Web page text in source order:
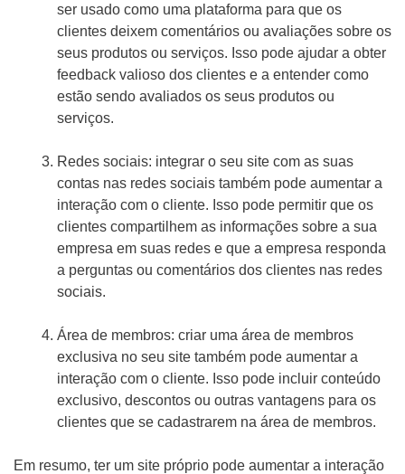
ser usado como uma plataforma para que os
clientes deixem comentários ou avaliações sobre os
seus produtos ou serviços. Isso pode ajudar a obter
feedback valioso dos clientes e a entender como
estão sendo avaliados os seus produtos ou
serviços.
Redes sociais: integrar o seu site com as suas
contas nas redes sociais também pode aumentar a
interação com o cliente. Isso pode permitir que os
clientes compartilhem as informações sobre a sua
empresa em suas redes e que a empresa responda
a perguntas ou comentários dos clientes nas redes
sociais.
Área de membros: criar uma área de membros
exclusiva no seu site também pode aumentar a
interação com o cliente. Isso pode incluir conteúdo
exclusivo, descontos ou outras vantagens para os
clientes que se cadastrarem na área de membros.
Em resumo, ter um site próprio pode aumentar a interação